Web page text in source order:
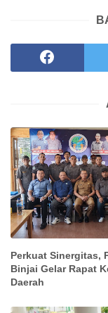
Perkuat Sinergitas,
Binjai Gelar Rapat
Daerah